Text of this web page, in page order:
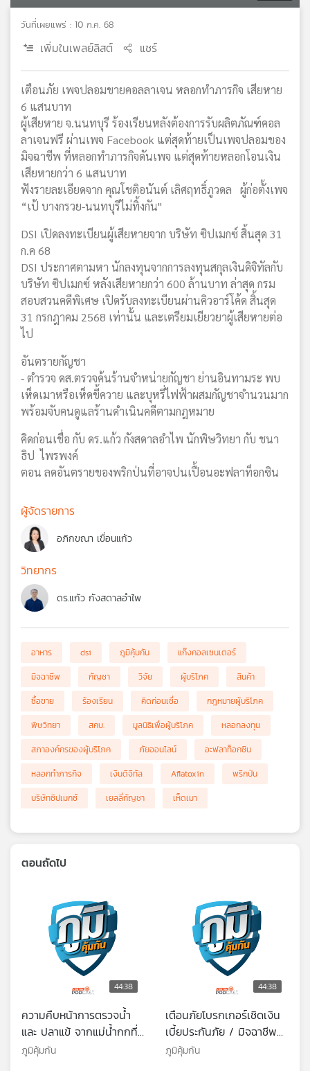
วันที่เผยแพร่ : 10 ก.ค. 68
เพิ่มในเพลย์ลิสต์ แชร์
เตือนภัย เพจปลอมขายคอลลาเจน หลอกทำภารกิจ เสียหาย
6 แสนบาท
ผู้เสียหาย จ.นนทบุรี ร้องเรียนหลังต้องการรับผลิตภัณฑ์คอล
ลาเจนฟรี ผ่านเพจ Facebook แต่สุดท้ายเป็นเพจปลอมของ
มิจฉาชีพ ที่หลอกทำภารกิจดันเพจ แต่สุดท้ายหลอกโอนเงิน
เสียหายกว่า 6 แสนบาท
ฟังรายละเอียดจาก คุณโชติอนันต์ เลิศฤทธิ์ภูวดล ผู้ก่อตั้งเพจ
“เป้ บางกรวย-นนทบุรีไม่ทิ้งกัน"
DSI เปิดลงทะเบียนผู้เสียหายจาก บริษัท ซิปเมกซ์ สิ้นสุด 31
ก.ค 68
DSI ประกาศตามหา นักลงทุนจากการลงทุนสกุลเงินดิจิทัลกับ
บริษัท ซิปเมกซ์ หลังเสียหายกว่า 600 ล้านบาท ล่าสุด กรม
สอบสวนคดีพิเศษ เปิดรับลงทะเบียนผ่านคิวอาร์โค้ด สิ้นสุด
31 กรกฎาคม 2568 เท่านั้น และเตรียมเยียวยาผู้เสียหายต่อ
ไป
อันตรายกัญชา
- ตำรวจ ดส.ตรวจค้นร้านจำหน่ายกัญชา ย่านอินทามระ พบ
เห็ดเมาหรือเห็ดขี้ควาย และบุหรี่ไฟฟ้าผสมกัญชาจำนวนมาก
พร้อมจับคนดูแลร้านดำเนินคดีตามกฎหมาย
คิดก่อนเชื่อ กับ ดร.แก้ว กังสดาลอำไพ นักพิษวิทยา กับ ชนา
ธิป ไพรพงค์
ตอน ลดอันตรายของพริกป่นที่อาจปนเปื้อนอะฟลาท็อกซิน
ผู้จัดรายการ
อภิกขณา เขื่อนแก้ว
วิทยากร
ดร.แก้ว กังสดาลอำไพ
อาหาร dsi ภูมิคุ้มกัน
แก๊งคอลเซนเตอร์
มิจฉาชีพ
กัญชา วิจัย ผู้บริโภค
สินค้า
ซื้อขาย
ร้องเรียน คิดก่อนเชื่อ
กฎหมายผู้บริโภค
พิษวิทยา
สคบ. มูลนิธิเพื่อผู้บริโภค
หลอกลงทุน
สภาองค์กรของผู้บริโภค
ภัยออนไลน์
อะฟลาท็อกซิน
หลอกทำภารกิจ
เงินดิจิทัล Aflatoxin
พริกป่น
บริษัทซิปเมกซ์
เยลลี่กัญชา เห็ดเมา
ตอนถัดไป
44:38
ความคืบหน้าการตรวจน้ำ
และ ปลาแข้ จากแม่น้ำกกที่มี
สารหนูปนเปื้อนเกินค่า
ภูมิคุ้มกัน
44:38
เตือนภัยโบรกเกอร์เชิดเงิน
เบี้ยประกันภัย / มิจฉาชีพ
แอบอ้างเป็นเจ้าหน้าที่การไฟ
ภูมิคุ้มกัน